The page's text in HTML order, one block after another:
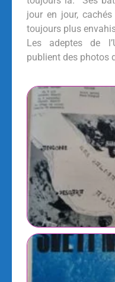
jour en jour,
toujours plus
Les adeptes de
publient des photos